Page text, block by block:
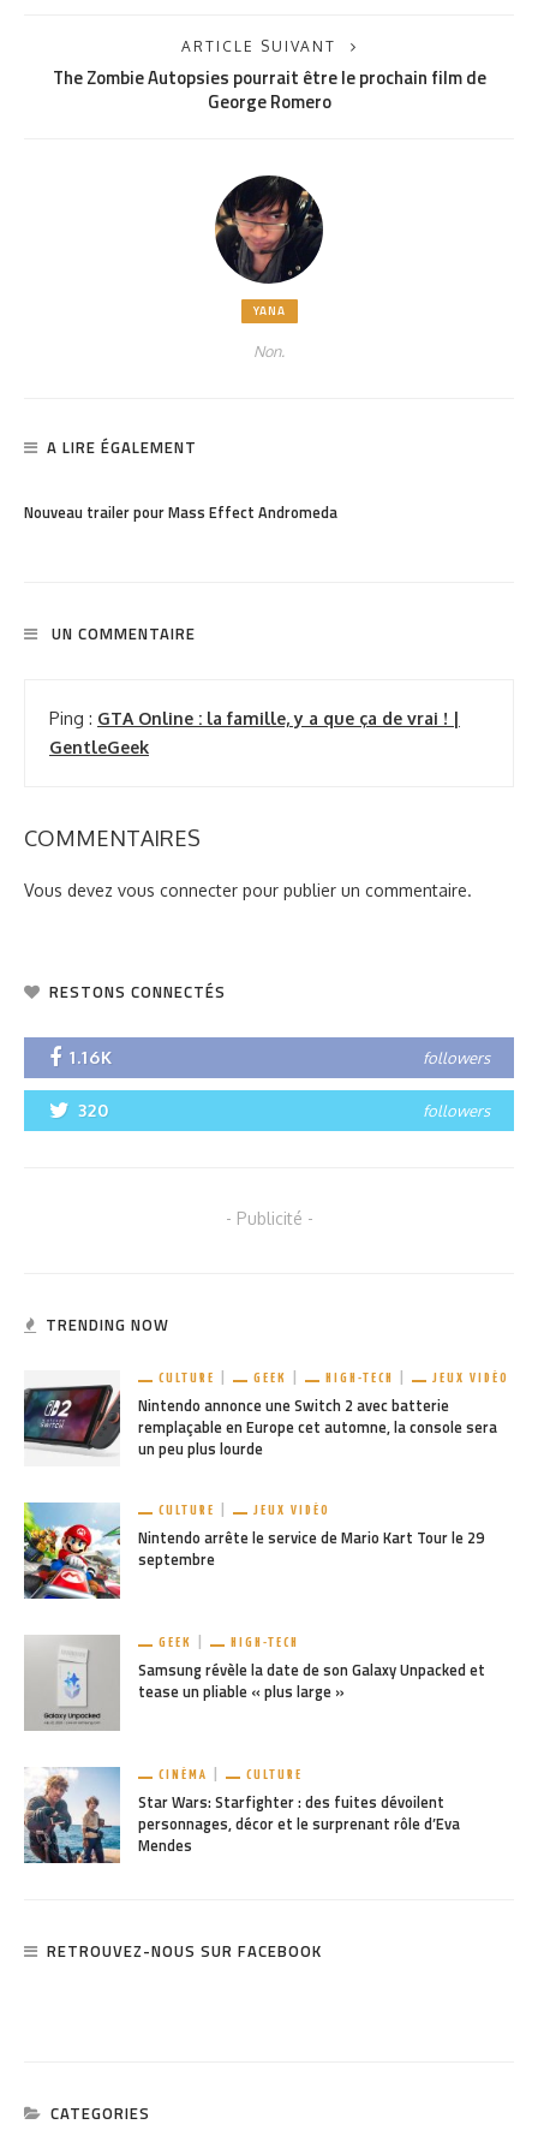
ARTICLE SUIVANT
The Zombie Autopsies pourrait être le prochain film de
George Romero
YANA
Non.
A LIRE ÉGALEMENT
Nouveau trailer pour Mass Effect Andromeda
UN COMMENTAIRE
Ping : GTA Online : la famille, y a que ça de vrai ! |
GentleGeek
COMMENTAIRES
Vous devez vous connecter pour publier un commentaire.
RESTONS CONNECTÉS
1.16K followers
320 followers
- Publicité -
TRENDING NOW
CULTURE GEEK HIGH-TECH JEUX VIDÉO
Nintendo annonce une Switch 2 avec batterie
remplaçable en Europe cet automne, la console sera
un peu plus lourde
CULTURE JEUX VIDÉO
Nintendo arrête le service de Mario Kart Tour le 29
septembre
GEEK HIGH-TECH
Samsung révèle la date de son Galaxy Unpacked et
tease un pliable « plus large »
CINÉMA CULTURE
Star Wars: Starfighter : des fuites dévoilent
personnages, décor et le surprenant rôle d’Eva
Mendes
RETROUVEZ-NOUS SUR FACEBOOK
CATEGORIES